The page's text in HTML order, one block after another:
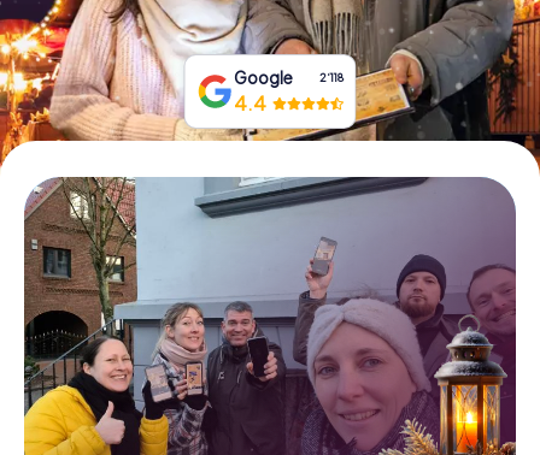
Gutscheine bestellen
Google 2‘118
4.4